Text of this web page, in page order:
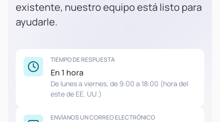
existente, nuestro equipo está listo para
ayudarle.
TIEMPO DE RESPUESTA
En 1 hora
De lunes a viernes, de 9:00 a 18:00 (hora del
este de EE. UU.)
ENVÍANOS UN CORREO ELECTRÓNICO